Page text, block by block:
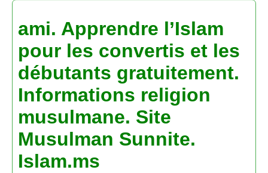
ami. Apprendre l’Islam
pour les convertis et les
débutants gratuitement.
Informations religion
musulmane. Site
Musulman Sunnite.
Islam.ms